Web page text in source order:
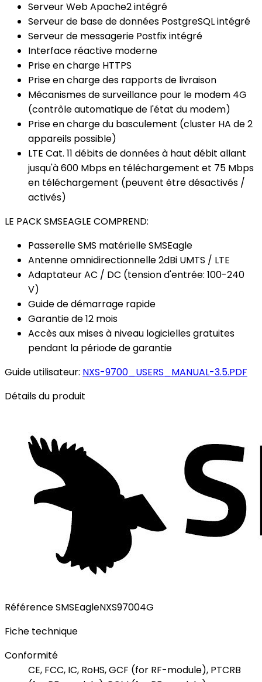
Serveur Web Apache2 intégré
Serveur de base de données PostgreSQL intégré
Serveur de messagerie Postfix intégré
Interface réactive moderne
Prise en charge HTTPS
Prise en charge des rapports de livraison
Mécanismes de surveillance pour le modem 4G
(contrôle automatique de l'état du modem)
Prise en charge du basculement (cluster HA de 2
appareils possible)
LTE Cat. 11 débits de données à haut débit allant
jusqu'à 600 Mbps en téléchargement et 75 Mbps
en téléchargement (peuvent être désactivés /
activés)
LE PACK SMSEAGLE COMPREND:
Passerelle SMS matérielle SMSEagle
Antenne omnidirectionnelle 2dBi UMTS / LTE
Adaptateur AC / DC (tension d'entrée: 100-240
V)
Guide de démarrage rapide
Garantie de 12 mois
Accès aux mises à niveau logicielles gratuites
pendant la période de garantie
Guide utilisateur: NXS-9700_USERS_MANUAL-3.5.PDF
Détails du produit
RéférenceSMSEagleNXS97004G
Fiche technique
Conformité
CE, FCC, IC, RoHS, GCF (for RF-module), PTCRB